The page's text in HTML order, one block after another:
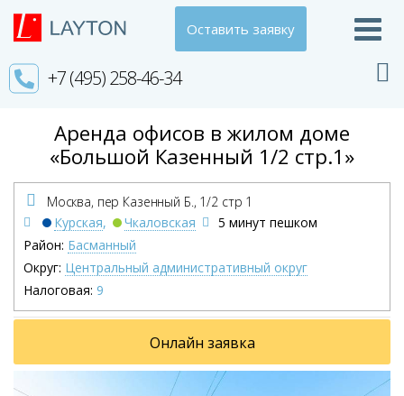
Оставить заявку
+7 (495) 258-46-34
Аренда офисов в жилом доме
«Большой Казенный 1/2 стр.1»
Москва, пер Казенный Б., 1/2 стр 1
Курская, Чкаловская
5 минут пешком
Район: Басманный
Округ: Центральный административный округ
Налоговая: 9
Онлайн заявка